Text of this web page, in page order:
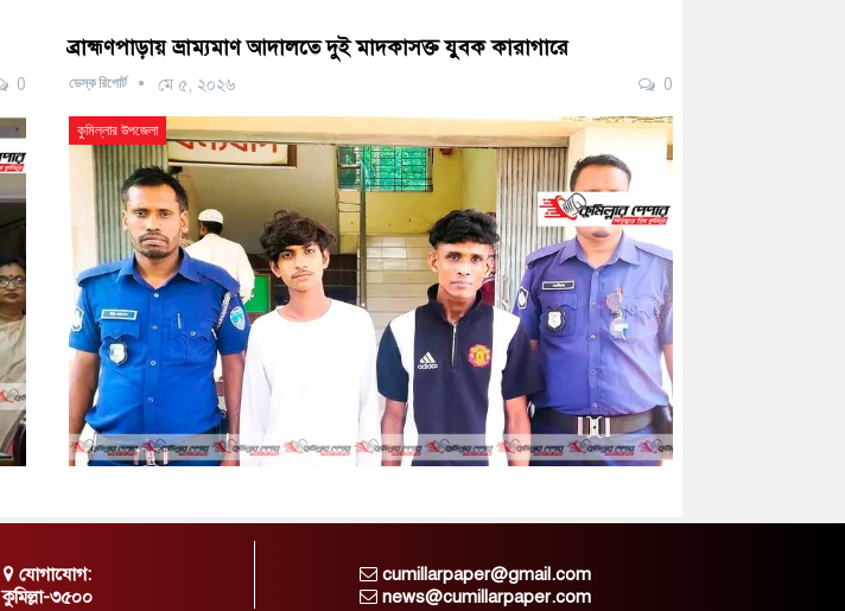
0
ব্রাহ্মণপাড়ায় ভ্রাম্যমাণ আদালতে দুই মাদকাসক্ত যুবক কারাগারে
ডেস্ক রিপোর্ট মে ৫, ২০২৬ 0
কুমিল্লার উপজেলা
যোগাযোগ:
কুমিল্লা-৩৫০০
cumillarpaper@gmail.com
news@cumillarpaper.com